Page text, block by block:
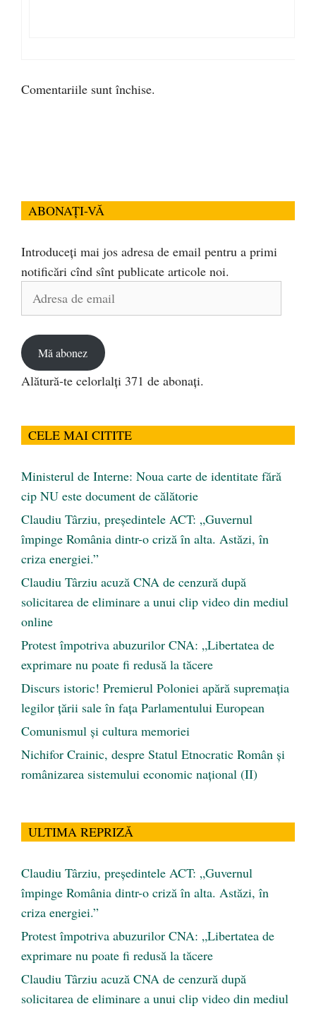
Comentariile sunt închise.
ABONAȚI-VĂ
Introduceți mai jos adresa de email pentru a primi
notificări cînd sînt publicate articole noi.
Adresa
Mă abonez
Alătură-te celorlalți 371 de abonați.
CELE MAI CITITE
Ministerul de Interne: Noua carte de identitate fără
cip NU este document de călătorie
Claudiu Târziu, președintele ACT: „Guvernul
împinge România dintr-o criză în alta. Astăzi, în
criza energiei.”
Claudiu Târziu acuză CNA de cenzură după
solicitarea de eliminare a unui clip video din mediul
online
Protest împotriva abuzurilor CNA: „Libertatea de
exprimare nu poate fi redusă la tăcere
Discurs istoric! Premierul Poloniei apără supremația
legilor țării sale în fața Parlamentului European
Comunismul şi cultura memoriei
Nichifor Crainic, despre Statul Etnocratic Român şi
românizarea sistemului economic naţional (II)
ULTIMA REPRIZĂ
Claudiu Târziu, președintele ACT: „Guvernul
împinge România dintr-o criză în alta. Astăzi, în
criza energiei.”
Protest împotriva abuzurilor CNA: „Libertatea de
exprimare nu poate fi redusă la tăcere
Claudiu Târziu acuză CNA de cenzură după
solicitarea de eliminare a unui clip video din mediul